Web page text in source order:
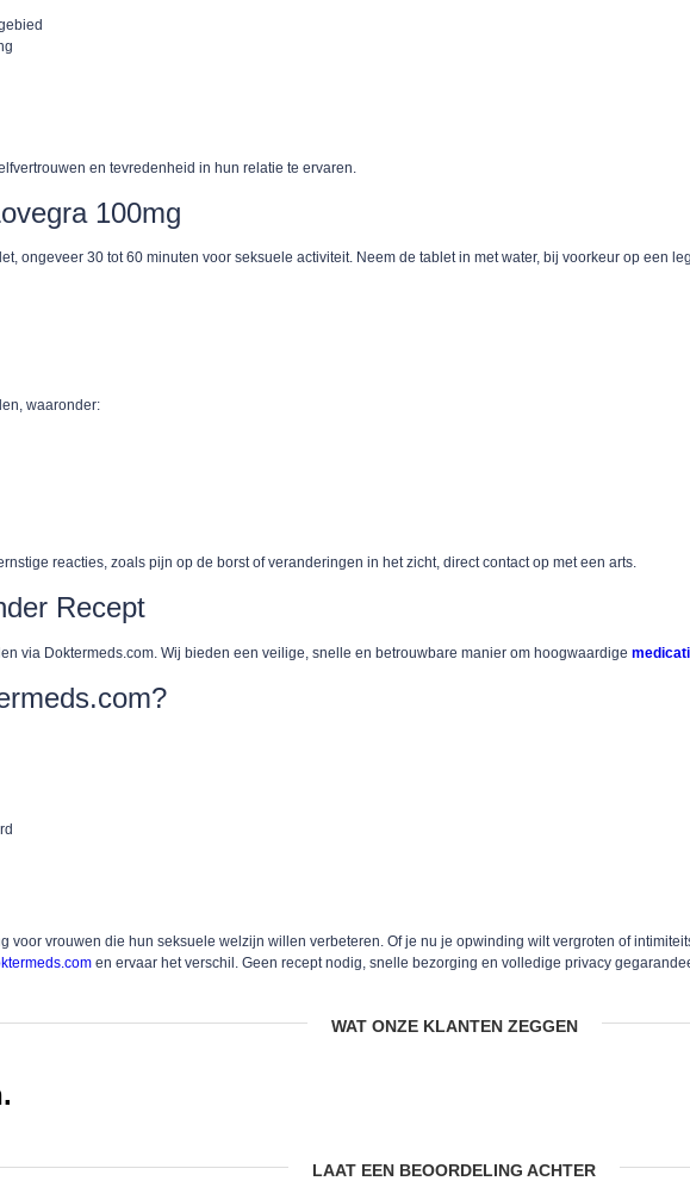
en tevredenheid in hun relatie te ervaren.
100mg
ongeveer 30 tot 60 minuten voor seksuele activiteit. Neem de tablet in met water, bij voorkeur op een
waaronder:
reacties, zoals pijn op de borst of veranderingen in het zicht, direct contact op met een arts.
Recept
via Doktermeds.com. Wij bieden een veilige, snelle en betrouwbare manier om hoogwaardige
voor vrouwen die hun seksuele welzijn willen verbeteren. Of je nu je opwinding wilt vergroten of
en ervaar het verschil. Geen recept nodig, snelle bezorging en volledige privacy
WAT ONZE KLANTEN ZEGGEN
LAAT EEN BEOORDELING ACHTER